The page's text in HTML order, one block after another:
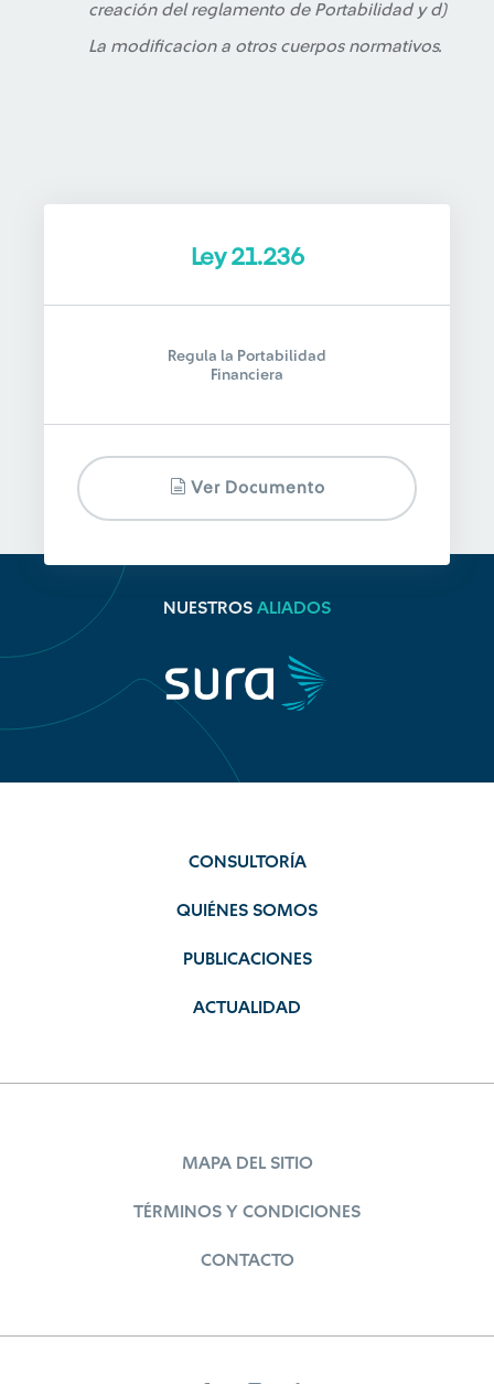
creación del reglamento de Portabilidad y d)
La modificacion a otros cuerpos normativos.
Ley 21.236
Regula la Portabilidad
Financiera
Ver Documento
NUESTROS ALIADOS
CONSULTORÍA
QUIÉNES SOMOS
PUBLICACIONES
ACTUALIDAD
MAPA DEL SITIO
TÉRMINOS Y CONDICIONES
CONTACTO